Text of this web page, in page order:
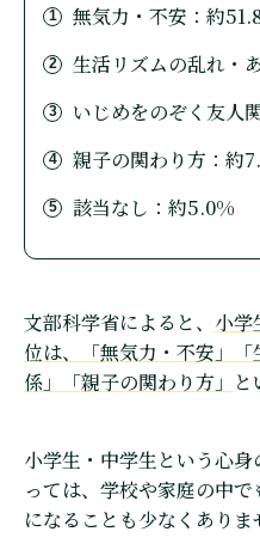
無気力・不安：約
生活リズムの乱れ・
いじめをのぞく友人
親子の関わり方：約
該当なし：約5.0%
文部科学省によると、 小学
位は、「無気力・不安」
係」「親子の関わり方」 と
小学生・中学生という心
っては、学校や家庭の中
になることも少なくありま